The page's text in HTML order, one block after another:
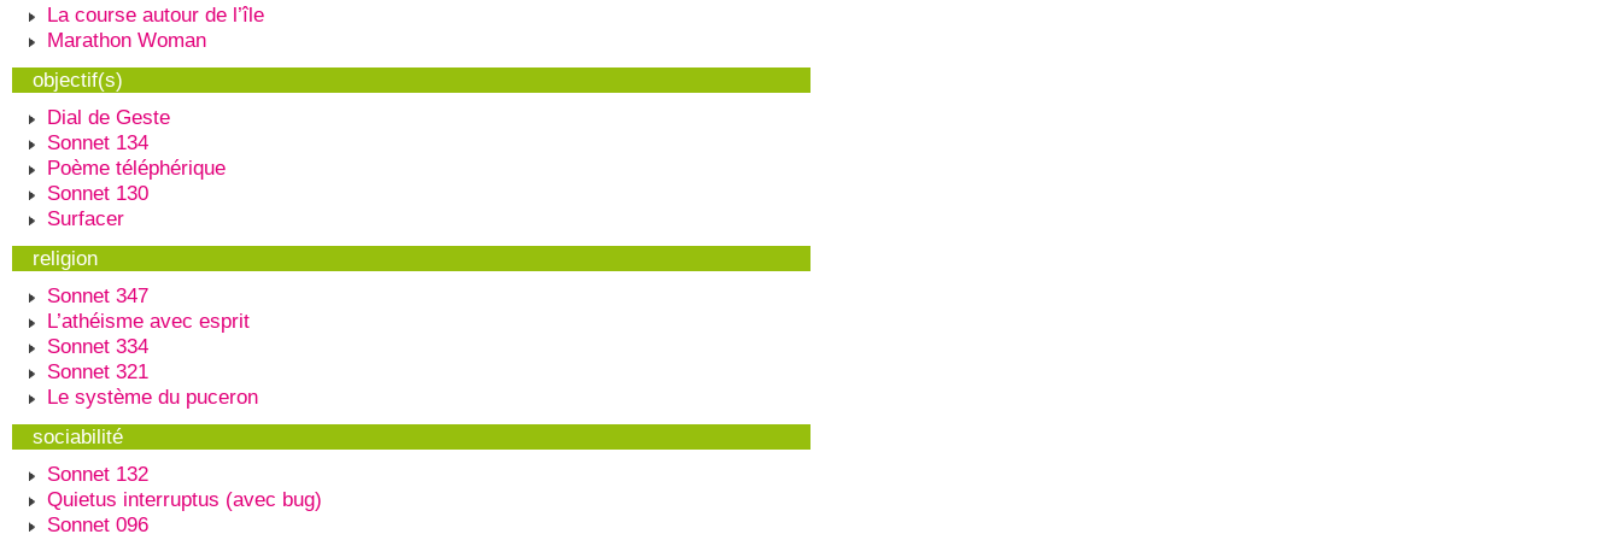
La course autour de l’île
Marathon Woman
objectif(s)
Dial de Geste
Sonnet 134
Poème téléphérique
Sonnet 130
Surfacer
religion
Sonnet 347
L’athéisme avec esprit
Sonnet 334
Sonnet 321
Le système du puceron
sociabilité
Sonnet 132
Quietus interruptus (avec bug)
Sonnet 096